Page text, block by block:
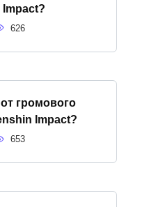
626
громового
Impact?
653